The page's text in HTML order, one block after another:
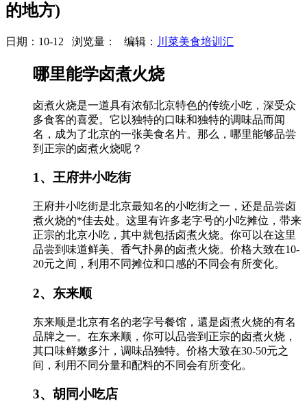
的地方)
日期：10-12 浏览量： 编辑： 川菜美食培训汇
哪里能学卤煮火烧
卤煮火烧是一道具有浓郁北京特色的传统小吃，深受众
多食客的喜爱。它以独特的口味和独特的调味品而闻
名，成为了北京的一张美食名片。那么，哪里能够品尝
到正宗的卤煮火烧呢？
1、王府井小吃街
王府井小吃街是北京最知名的小吃街之一，还是品尝卤
煮火烧的*佳去处。这里有许多老字号的小吃摊位，带来
正宗的北京小吃，其中就包括卤煮火烧。你可以在这里
品尝到味道鲜美、香气扑鼻的卤煮火烧。价格大致在10-
20元之间，利用不同摊位和口感的不同会有所变化。
2、东来顺
东来顺是北京有名的老字号餐馆，還是卤煮火烧的有名
品牌之一。在东来顺，你可以品尝到正宗的卤煮火烧，
其口味鲜嫩多汁，调味品独特。价格大致在30-50元之
间，利用不同分量和配料的不同会有所变化。
3、胡同小吃店